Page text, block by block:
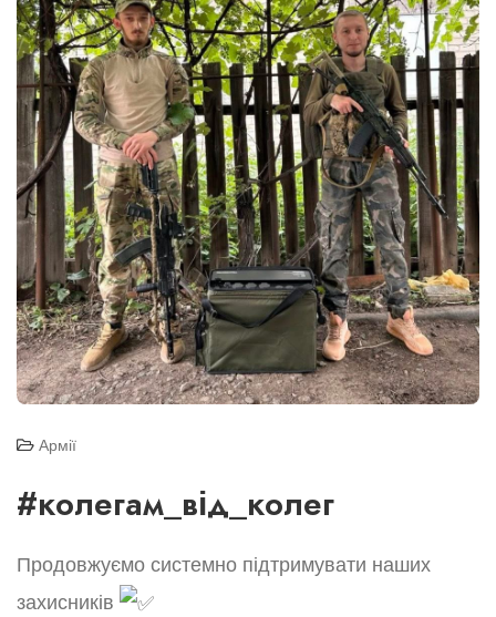
Армії
#колегам_від_колег
Продовжуємо системно підтримувати наших
захисників